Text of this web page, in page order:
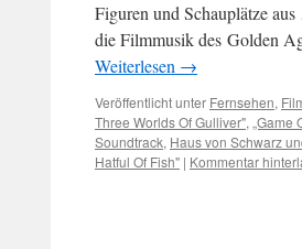
Figuren und Schauplätze
die Filmmusik des Golden
Weiterlesen →
Veröffentlicht unter Fernsehen,
Three Worlds Of Gulliver", „Game
Soundtrack, Haus von Schwarz
Hatful Of Fish" | Kommentar